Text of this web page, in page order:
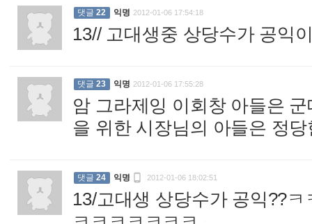
댓글 22 익명 2012-01-06 17:54:18
13// 고대생중 상당수가 공익
댓글 23 익명 2012-01-06 17:55:28
암 그라제잉 이회창 아들은
을 위한 시장님의 아들은 정
댓글 24 익명  2012-01-06 18:02:51
13/고대생 상당수가 공익??